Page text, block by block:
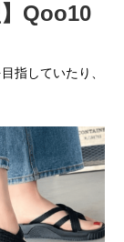
Qoo10
指していたり、